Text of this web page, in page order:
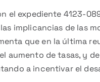
el expediente 4123-
implicancias de las
que en la última
aumento de tasas, y
a incentivar el